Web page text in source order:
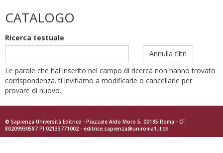
CATALOGO
Ricerca testuale
Annulla filtri
Le parole che hai inserito nel campo di ricerca non hanno trovato
corrispondenza. ti invitiamo a modificarle o cancellarle per
provare di nuovo.
© Sapienza Università Editrice - Piazzale Aldo Moro 5, 00185 Roma - CF
80209930587 PI 02133771002 - editrice.sapienza@uniroma1.it(link
sends